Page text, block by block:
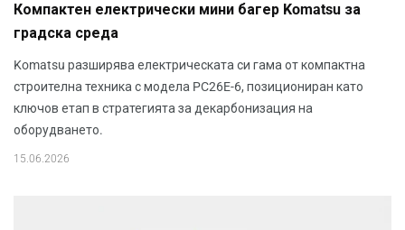
Компактен електрически мини багер Komatsu за
градска среда
Komatsu разширява електрическата си гама от компактна
строителна техника с модела PC26E-6, позициониран като
ключов етап в стратегията за декарбонизация на
оборудването.
15.06.2026